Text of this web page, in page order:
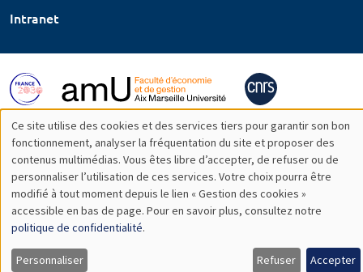
Intranet
Utilisation
des
données
personnelles
et
Ce site utilise des cookies et des services tiers pour garantir son bon
fonctionnement, analyser la fréquentation du site et proposer des
contenus multimédias. Vous êtes libre d’accepter, de refuser ou de
personnaliser l’utilisation de ces services. Votre choix pourra être
modifié à tout moment depuis le lien « Gestion des cookies »
accessible en bas de page. Pour en savoir plus, consultez notre
politique de confidentialité.
Personnaliser Refuser Accepter